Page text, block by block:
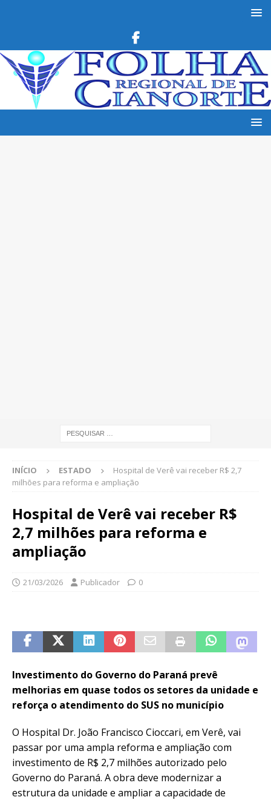
INÍCIO ESTADO
Hospital de Verê vai receber R$ 2,7
milhões para reforma e ampliação
Hospital de Verê vai receber R$
2,7 milhões para reforma e
ampliação
21/03/2026 Publicador 0
Investimento do Governo do Paraná prevê
melhorias em quase todos os setores da unidade e
reforça o atendimento do SUS no município
O Hospital Dr. João Francisco Cioccari, em Verê, vai
passar por uma ampla reforma e ampliação com
investimento de R$ 2,7 milhões autorizado pelo
Governo do Paraná. A obra deve modernizar a
estrutura da unidade e ampliar a capacidade de